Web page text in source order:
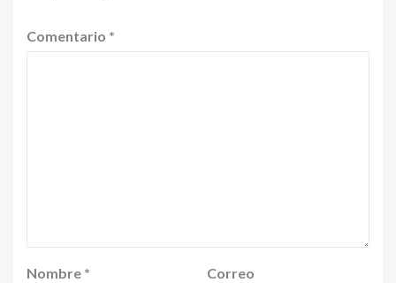
Comentario *
Nombre *
Correo